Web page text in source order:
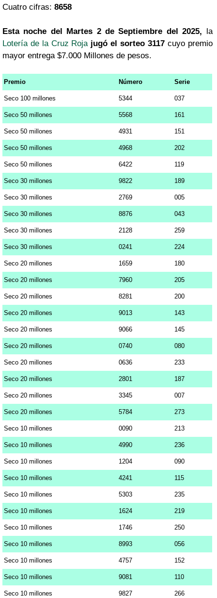
Cuatro cifras: 8658
Esta noche del Martes 2 de Septiembre del 2025, la
Lotería de la Cruz Roja jugó el sorteo 3117cuyo premio
mayor entrega $7.000 Millones de pesos.
Premio Número Serie
Seco 100 millones 5344 037
Seco 50 millones 5568 161
Seco 50 millones 4931 151
Seco 50 millones 4968 202
Seco 50 millones 6422 119
Seco 30 millones 9822 189
Seco 30 millones 2769 005
Seco 30 millones 8876 043
Seco 30 millones 2128 259
Seco 30 millones 0241 224
Seco 20 millones 1659 180
Seco 20 millones 7960 205
Seco 20 millones 8281 200
Seco 20 millones 9013 143
Seco 20 millones 9066 145
Seco 20 millones 0740 080
Seco 20 millones 0636 233
Seco 20 millones 2801 187
Seco 20 millones 3345 007
Seco 20 millones 5784 273
Seco 10 millones 0090 213
Seco 10 millones 4990 236
Seco 10 millones 1204 090
Seco 10 millones 4241 115
Seco 10 millones 5303 235
Seco 10 millones 1624 219
Seco 10 millones 1746 250
Seco 10 millones 8993 056
Seco 10 millones 4757 152
Seco 10 millones 9081 110
Seco 10 millones 9827 266